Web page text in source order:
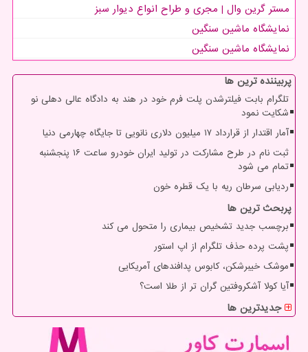
مستر گرین وال | مجری و طراح انواع دیوار سبز
نمایشگاه ماشین سنگین
نمایشگاه ماشین سنگین
پربیننده ترین ها
تلگرام بابت فیلترشدن پلت فرم خود در هند به دادگاه عالی دهلی نو
شکایت نمود
آمار اقتدار از قرارداد ۱۷ میلیون دلاری نانویی تا جایگاه چهارمی دنیا
ثبت نام در طرح مشارکت در تولید ایران خودرو ساعت ۱۶ پنجشنبه
تمام می شود
ردیابی سرطان ریه با یک قطره خون
پربحث ترین ها
برچسب جدید تشخیص بیماری را متحول می کند
پشت پرده حذف تلگرام از اپ استور
موشک خیبرشکن، کابوس پدافندهای آمریکایی
آیا کولا آشکروفتین گران تر از طلا است؟
جدیدترین ها